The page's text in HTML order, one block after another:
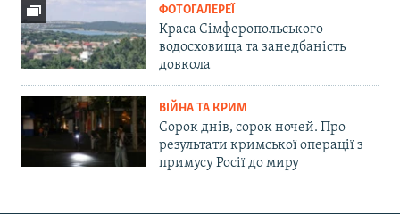
ФОТОГАЛЕРЕЇ
Краса Сімферопольського
водосховища та занедбаність
довкола
ВІЙНА ТА КРИМ
Сорок днів, сорок ночей. Про
результати кримської операції з
примусу Росії до миру